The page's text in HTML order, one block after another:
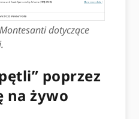
dotyczące
poprzez
na żywo